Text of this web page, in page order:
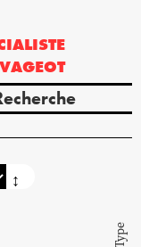
↕
Type